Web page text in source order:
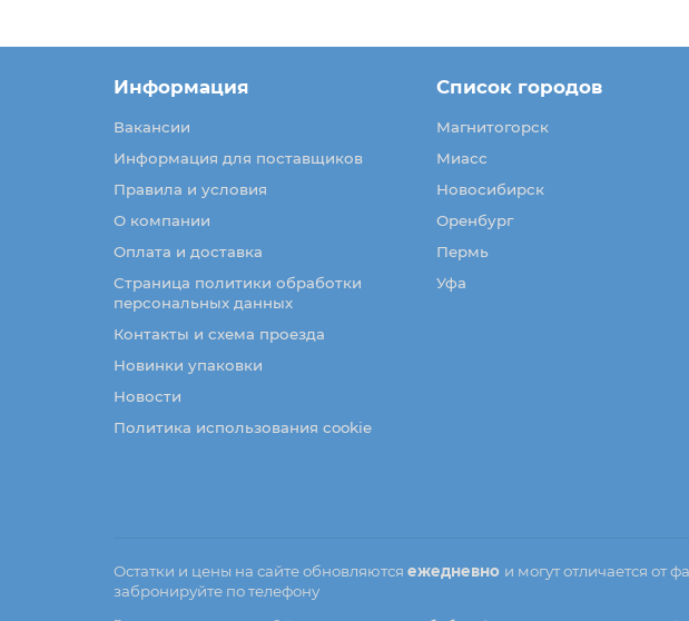
Информация
Вакансии
Информация для поставщиков
Правила и условия
О компании
Оплата и доставка
Страница политики обработки
персональных данных
Контакты и схема проезда
Новинки упаковки
Новости
Политика использования cookie
Список городов
Магнитогорск
Миасс
Новосибирск
Оренбург
Пермь
Уфа
Остатки и цены на сайте обновляются ежедневно и могут отличается от
забронируйте по телефону